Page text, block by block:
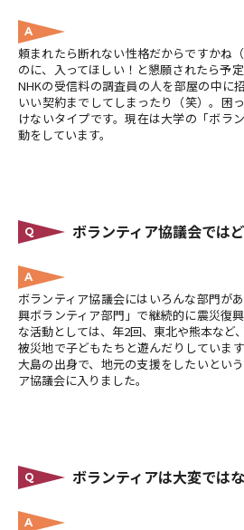
A
頼まれたら断れない性格だからですかね
のに、入ってほしい！と懇願されたら予
NHKの受信料の調査員の人を部屋の中に
いい契約までしてしまったり（笑）。困
けないタイプです。現在は大学の「ボラ
動をしています。
Q ボランティア協議会では
A
ボランティア協議会にはいろんな部門が
興ボランティア部門」で継続的に震災復
な活動としては、年2回、東北や熊本など
被災地で子どもたちと遊んだりしていま
大島の出身で、地元の支援をしたいとい
ア協議会に入りました。
Q ボランティアは大変では
A